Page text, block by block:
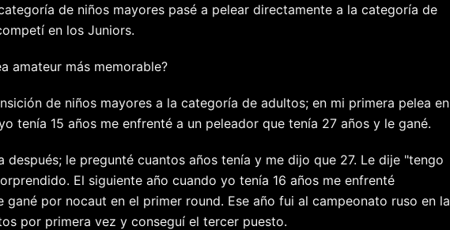
de niños mayores pasé a pelear directamente a la categoría de
en los Juniors.
amateur más memorable?
de niños mayores a la categoría de adultos; en mi primera pelea en
tenía 15 años me enfrenté a un peleador que tenía 27 años y le gané.
después; le pregunté cuantos años tenía y me dijo que 27. Le dije "tengo
El siguiente año cuando yo tenía 16 años me enfrenté
gané por nocaut en el primer round. Ese año fui al campeonato ruso en la
por primera vez y conseguí el tercer puesto.